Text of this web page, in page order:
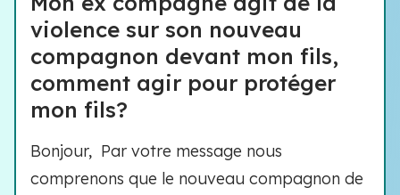
violence sur son nouveau
compagnon devant mon fils,
comment agir pour protéger
mon fils?
Bonjour, Par votre message nous
comprenons que le nouveau compagnon de